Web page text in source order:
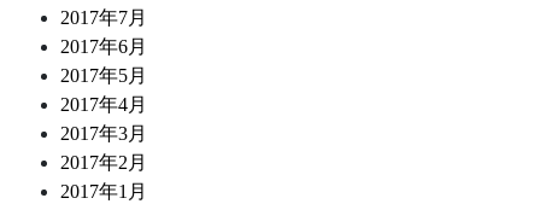
2017年7月
2017年6月
2017年5月
2017年4月
2017年3月
2017年2月
2017年1月